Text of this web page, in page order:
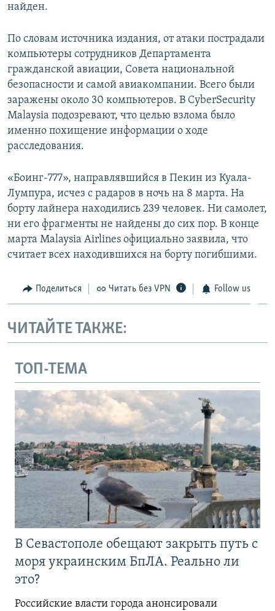
найден.
По словам источника издания, от атаки пострадали
компьютеры сотрудников Департамента
гражданской авиации, Совета национальной
безопасности и самой авиакомпании. Всего были
заражены около 30 компьютеров. В CyberSecurity
Malaysia подозревают, что целью взлома было
именно похищение информации о ходе
расследования.
«Боинг-777», направлявшийся в Пекин из Куала-
Лумпура, исчез с радаров в ночь на 8 марта. На
борту лайнера находились 239 человек. Ни самолет,
ни его фрагменты не найдены до сих пор. В конце
марта Malaysia Airlines официально заявила, что
считает всех находившихся на борту погибшими.
Поделиться Читать без VPN Follow us
ЧИТАЙТЕ ТАКЖЕ:
ТОП-ТЕМА
В Севастополе обещают закрыть путь с
моря украинским БпЛА. Реально ли
это?
Российские власти города анонсировали